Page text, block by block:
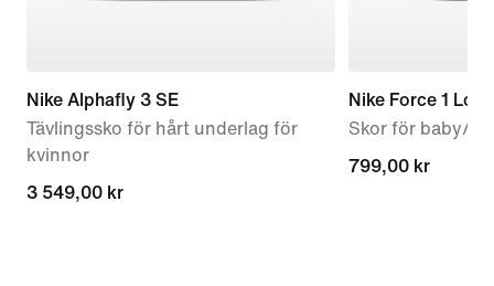
Nike Alphafly 3 SE
Tävlingssko för hårt underlag för
kvinnor
3 549,00 kr
3 549,00 kr
Nike Force 1 Low
Skor för baby/
799,00 kr
799,00 kr